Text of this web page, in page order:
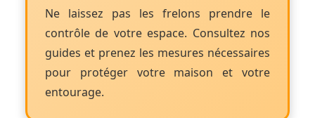
Ne laissez pas les frelons prendre le
contrôle de votre espace. Consultez nos
guides et prenez les mesures nécessaires
pour protéger votre maison et votre
entourage.